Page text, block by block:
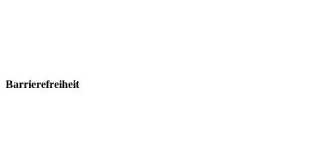
Barrierefreiheit